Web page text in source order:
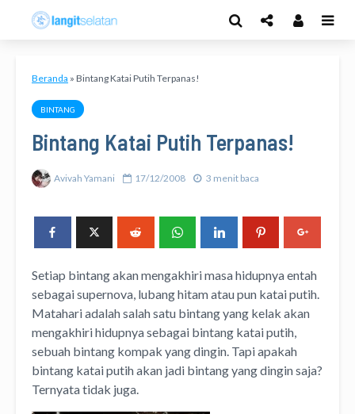
Beranda » Bintang Katai Putih Terpanas!
BINTANG
Bintang Katai Putih Terpanas!
Avivah Yamani 17/12/2008 3 menit baca
Setiap bintang akan mengakhiri masa hidupnya entah
sebagai supernova, lubang hitam atau pun katai putih.
Matahari adalah salah satu bintang yang kelak akan
mengakhiri hidupnya sebagai bintang katai putih,
sebuah bintang kompak yang dingin. Tapi apakah
bintang katai putih akan jadi bintang yang dingin saja?
Ternyata tidak juga.